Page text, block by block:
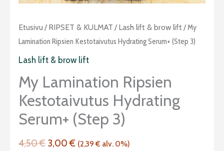
Etusivu / RIPSET & KULMAT / Lash lift & brow lift/ My
Lamination Ripsien Kestotaivutus Hydrating Serum+ (step 3)
Lash lift & brow lift
My Lamination Ripsien
Kestotaivutus Hydrating
Serum+ (step 3)
4,50€
Alkuperäinen
hinta
oli:
3,00€
Nykyinen
hinta
on:
(2,39€ alv. 0%)
My
Lamination
ripsien
Hydrating
serum+
3)
määrä